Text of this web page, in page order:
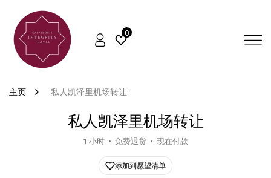
0
主页 私人凯泽里机场转让
私人凯泽里机场转让
1 小时 免费退货 现在付款
添加到愿望清单